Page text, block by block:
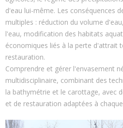
d'eau lui-même. Les conséquences
multiples : réduction du volume
l'eau, modification des habitats
économiques liés à la perte d'attrait
restauration.
Comprendre et gérer l'envasement
multidisciplinaire, combinant des
la bathymétrie et le carottage, avec
et de restauration adaptées à